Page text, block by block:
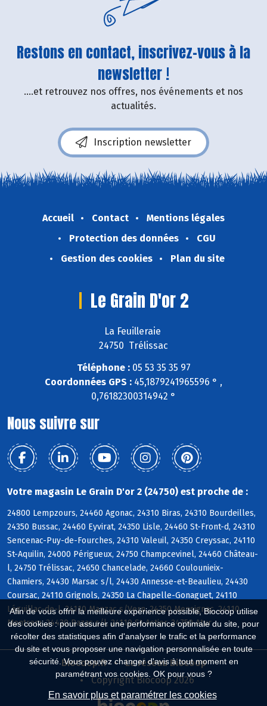
Afin de vous offrir la meilleure expérience possible, Biocoop utilise
des cookies : pour assurer une performance optimale du site, pour
récolter des statistiques afin d'analyser le trafic et la performance
du site et vous proposer une navigation personnalisée en toute
sécurité. Vous pouvez changer d'avis à tout moment en
paramétrant vos cookies. OK pour vous ?
En savoir plus et paramétrer les cookies
Restons en contact, inscrivez-vous à la
newsletter !
....et retrouvez nos offres, nos événements et nos
actualités.
Inscription newsletter
Accueil Contact
Mentions légales
Protection des données
CGU
Gestion des cookies
Plan du site
Le Grain D'or 2
La Feuilleraie
24750 Trélissac
Téléphone :05 53 35 35 97
Coordonnées GPS : 45,1879241965596 ° ,
0,76182300314942 °
Nous suivre sur
Votre magasin Le Grain D'or 2 (24750) est proche de :
24800 Lempzours, 24460 Agonac, 24310 Biras, 24310 Bourdeilles,
24350 Bussac, 24460 Eyvirat, 24350 Lisle, 24460 St-Front-d, 24310
Sencenac-Puy-de-Fourches, 24310 Valeuil, 24350 Creyssac, 24110
St-Aquilin, 24000 Périgueux, 24750 Champcevinel, 24460 Château-
l, 24750 Trélissac, 24650 Chancelade, 24660 Coulounieix-
Chamiers, 24430 Marsac s/l, 24430 Annesse-et-Beaulieu, 24430
Coursac, 24110 Grignols, 24350 La Chapelle-Gonaguet, 24110
Léguillac-de-l, 24110 Manzac s/Vern, 24350 Mensignac, 24110
Montrem, 24430 Razac s/l, 24110 St-Astier, 24750 Atur
Biocoop.fr
Le réseau Biocoop
Copyright Biocoop 2026